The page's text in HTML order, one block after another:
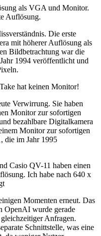
als VGA und Monitor.
Auflösung.
Die erste
mit höherer Auflösung als
Bildbetrachtung war die
1994 veröffentlicht und
hat keinen Monitor!
Verwirrung. Sie haben
Monitor zur sofortigen
bezahlbare Digitalkamera
Monitor zur sofortigen
die im Jahr 1995
Casio QV-11 haben einen
Ich habe nach 640 x
Momenten erneut. Das
OpenAI wurde gerade
Anfragen.
Schnittstelle, was eine